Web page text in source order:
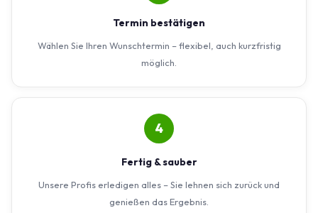
Termin bestätigen
Wählen Sie Ihren Wunschtermin – flexibel, auch kurzfristig
möglich.
4
Fertig & sauber
Unsere Profis erledigen alles – Sie lehnen sich zurück und
genießen das Ergebnis.